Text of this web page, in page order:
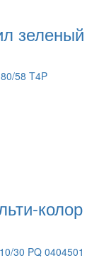
зеленый
колор